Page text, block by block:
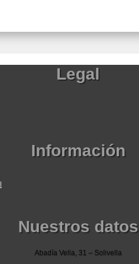
Legal
Información
Nuestros datos
Abadía Vella, 31 – Solivella